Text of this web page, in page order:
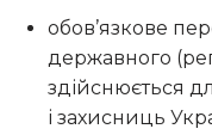
обов’язкове
державного
здійснюється
і захисниць